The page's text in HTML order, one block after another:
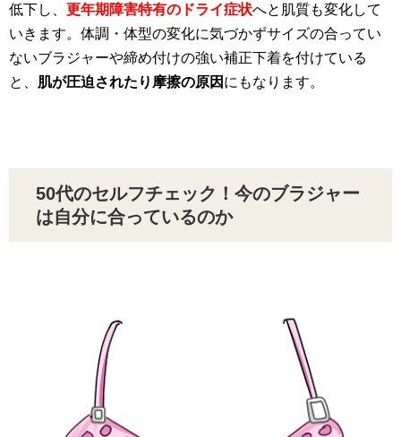
低下し、 更年期障害特有のドライ症状へと肌質も変化して
いきます。体調・体型の変化に気づかずサイズの合ってい
ないブラジャーや締め付けの強い補正下着を付けている
と、 肌が圧迫されたり摩擦の原因 にもなります。
50代のセルフチェック！今のブラジャー
は自分に合っているのか